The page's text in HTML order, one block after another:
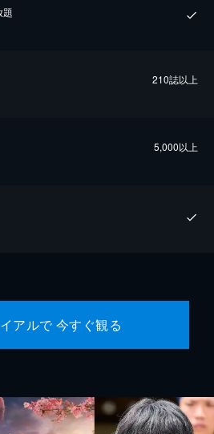
題
210誌以上
5,000以上
アルで 今すぐ観る